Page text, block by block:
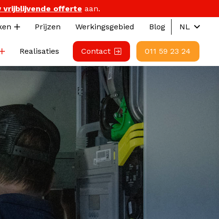
vrijblijvende offerte aan.
Prijzen Werkingsgebied Blog NL
Realisaties Contact 011 59 23 24